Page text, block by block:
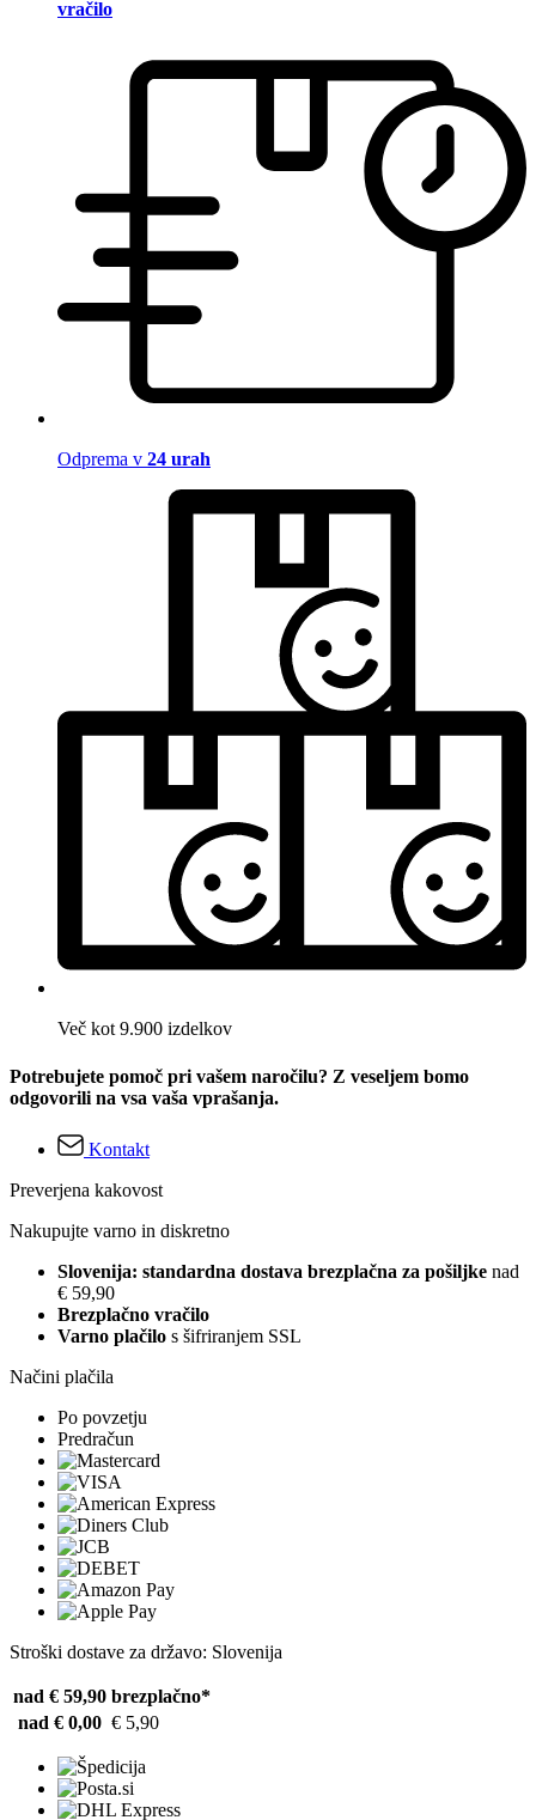
vračilo
Odprema v 24 urah
Več kot 9.900 izdelkov
Potrebujete pomoč pri vašem naročilu? Z veseljem bomo
odgovorili na vsa vaša vprašanja.
Kontakt
Preverjena kakovost
Nakupujte varno in diskretno
Slovenija: standardna dostava brezplačna za pošiljke nad
€ 59,90
Brezplačno vračilo
Varno plačilo s šifriranjem SSL
Načini plačila
Po povzetju
Predračun
Stroški dostave za državo: Slovenija
nad € 59,90 brezplačno*
nad € 0,00 € 5,90